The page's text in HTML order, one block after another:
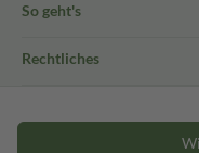
So geht's
Rechtliches